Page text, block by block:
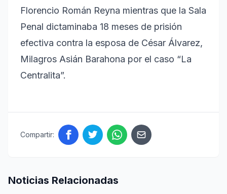
Florencio Román Reyna mientras que la Sala
Penal dictaminaba 18 meses de prisión
efectiva contra la esposa de César Álvarez,
Milagros Asián Barahona por el caso “La
Centralita”.
Compartir:
Noticias Relacionadas